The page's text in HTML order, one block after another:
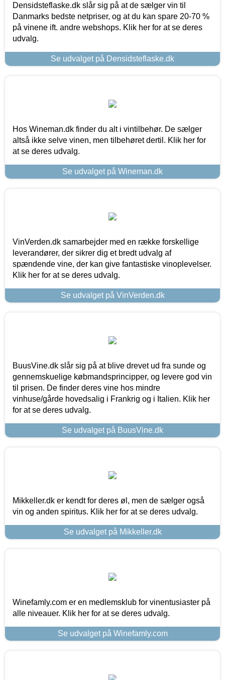
Densidsteflaske.dk slår sig på at de sælger vin til
Danmarks bedste netpriser, og at du kan spare 20-70 %
på vinene ift. andre webshops. Klik her for at se deres
udvalg.
Se udvalget på Densidsteflaske.dk
Hos Wineman.dk finder du alt i vintilbehør. De sælger
altså ikke selve vinen, men tilbehøret dertil. Klik her for
at se deres udvalg.
Se udvalget på Wineman.dk
VinVerden.dk samarbejder med en række forskellige
leverandører, der sikrer dig et bredt udvalg af
spændende vine, der kan give fantastiske vinoplevelser.
Klik her for at se deres udvalg.
Se udvalget på VinVerden.dk
BuusVine.dk slår sig på at blive drevet ud fra sunde og
gennemskuelige købmandsprincipper, og levere god vin
til prisen. De finder deres vine hos mindre
vinhuse/gårde hovedsalig i Frankrig og i Italien. Klik her
for at se deres udvalg.
Se udvalget på BuusVine.dk
Mikkeller.dk er kendt for deres øl, men de sælger også
vin og anden spiritus. Klik her for at se deres udvalg.
Se udvalget på Mikkeller.dk
Winefamly.com er en medlemsklub for vinentusiaster på
alle niveauer. Klik her for at se deres udvalg.
Se udvalget på Winefamly.com